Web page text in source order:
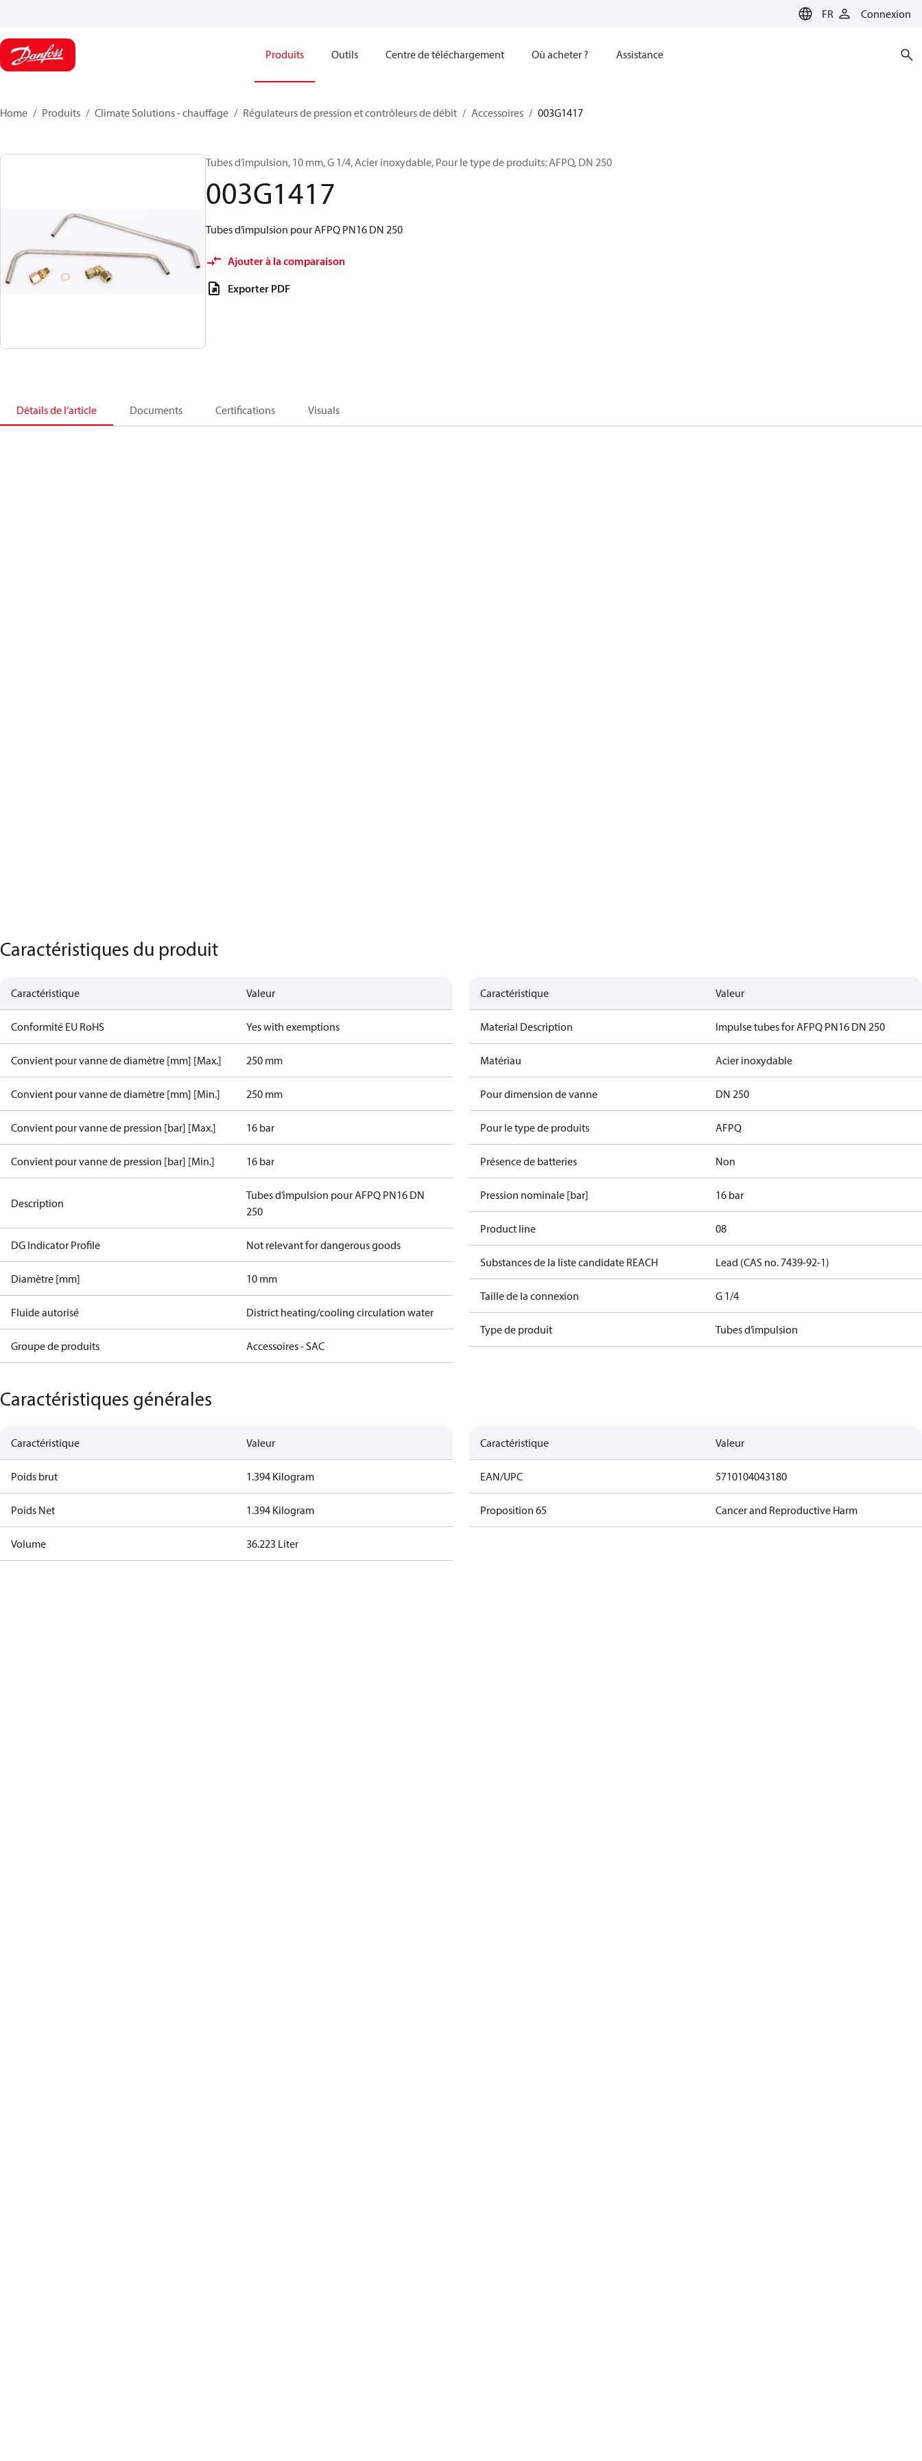
FR Connexion
Produits Outils Centre de téléchargement Où acheter ? Assistance
Home Produits Climate Solutions - chauffage Régulateurs de pression et contrôleurs de débit Accessoires 003G1417
Tubes d’impulsion, 10 mm, G 1/4, Acier inoxydable, Pour le type de produits: AFPQ, DN 250
003G1417
Tubes d’impulsion pour AFPQ PN16 DN 250
Ajouter à la comparaison
Exporter PDF
Détails de l’article Documents Certifications Visuals
Caractéristiques du produit
Caractéristique Valeur
Conformité EU RoHS Yes with exemptions
Convient pour vanne de diamètre [mm] [Max.] 250 mm
Convient pour vanne de diamètre [mm] [Min.] 250 mm
Convient pour vanne de pression [bar] [Max.] 16 bar
Convient pour vanne de pression [bar] [Min.] 16 bar
Description
Tubes d’impulsion pour AFPQ PN16 DN
250
DG Indicator Profile Not relevant for dangerous goods
Diamètre [mm] 10 mm
Fluide autorisé District heating/cooling circulation water
Groupe de produits Accessoires - SAC
Caractéristique Valeur
Material Description Impulse tubes for AFPQ PN16 DN 250
Matériau Acier inoxydable
Pour dimension de vanne DN 250
Pour le type de produits AFPQ
Présence de batteries Non
Pression nominale [bar] 16 bar
Product line 08
Substances de la liste candidate REACH Lead (CAS no. 7439-92-1)
Taille de la connexion G 1/4
Type de produit Tubes d’impulsion
Caractéristiques générales
Caractéristique Valeur
Poids brut 1.394 Kilogram
Poids Net 1.394 Kilogram
Volume 36.223 Liter
Caractéristique Valeur
EAN/UPC 5710104043180
Proposition 65 Cancer and Reproductive Harm